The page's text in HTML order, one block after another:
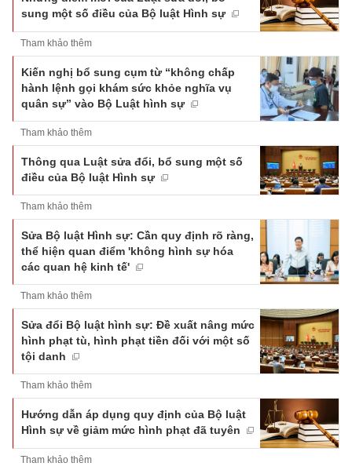
sung một số điều của Bộ luật Hình sự
Tham khảo thêm
Kiến nghị bổ sung cụm từ “không chấp
hành lệnh gọi khám sức khỏe nghĩa vụ
quân sự” vào Bộ Luật hình sự
Tham khảo thêm
Thông qua Luật sửa đổi, bổ sung một số
điều của Bộ luật Hình sự
Tham khảo thêm
Sửa Bộ luật Hình sự: Cần quy định rõ ràng,
thể hiện quan điểm 'không hình sự hóa
các quan hệ kinh tế'
Tham khảo thêm
Sửa đổi Bộ luật hình sự: Đề xuất nâng mức
hình phạt tù, hình phạt tiền đối với một số
tội danh
Tham khảo thêm
Hướng dẫn áp dụng quy định của Bộ luật
Hình sự về giảm mức hình phạt đã tuyên
Tham khảo thêm